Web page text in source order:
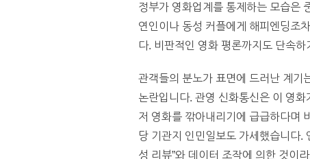
정부가 영화업계를 통제하는 모습은
연인이나 동성 커플에게 해피엔딩조
다. 비판적인 영화 평론까지도 단속하
관객들의 분노가 표면에 드러난 계기
논란입니다. 관영 신화통신은 이 영
저 영화를 깎아내리기에 급급하다며
당 기관지 인민일보도 가세했습니다.
성 리뷰”와 데이터 조작에 의한 것이